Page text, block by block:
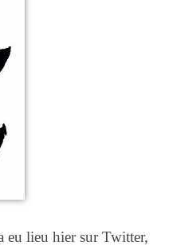
eu lieu hier sur Twitter,